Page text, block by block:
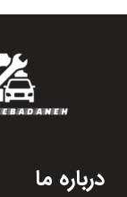
درباره ما